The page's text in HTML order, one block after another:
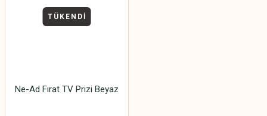
TÜKENDİ
Ne-Ad Fırat TV Prizi Beyaz